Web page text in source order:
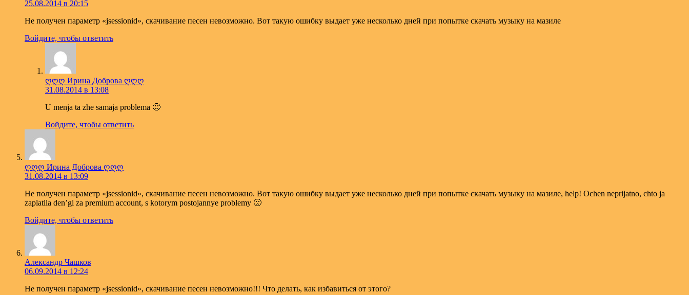
25.08.2014 в 20:15
Не получен параметр «jsessionid», скачивание песен невозможно. Вот такую ошибку выдает уже несколько дней при попытке скачать музыку на мазиле
Войдите, чтобы ответить
ღღღ Ирина Доброва ღღღ
31.08.2014 в 13:08
U menja ta zhe samaja problema 🙁
Войдите, чтобы ответить
ღღღ Ирина Доброва ღღღ
31.08.2014 в 13:09
Не получен параметр «jsessionid», скачивание песен невозможно. Вот такую ошибку выдает уже несколько дней при попытке скачать музыку на мазиле, help! Ochen neprijatno, chto ja
zaplatila den’gi za premium account, s kotorym postojannye problemy 🙁
Войдите, чтобы ответить
Александр Чашков
06.09.2014 в 12:24
Не получен параметр «jsessionid», скачивание песен невозможно!!! Что делать, как избавиться от этого?